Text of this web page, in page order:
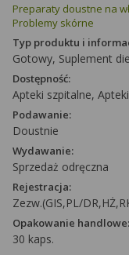
Preparaty doustne na
Problemy skórne
Typ produktu i
Gotowy, Suplement
Dostępność:
Apteki szpitalne,
Podawanie:
Doustnie
Wydawanie:
Sprzedaż odręczna
Rejestracja:
Zezw.(GIS,PL/
Opakowanie handlowe:
30 kaps.